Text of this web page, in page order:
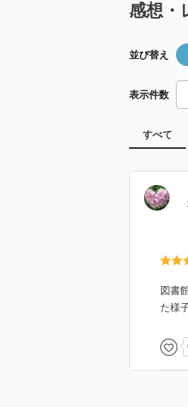
感想・
並び替え
表示件数
すべて
図書
た様